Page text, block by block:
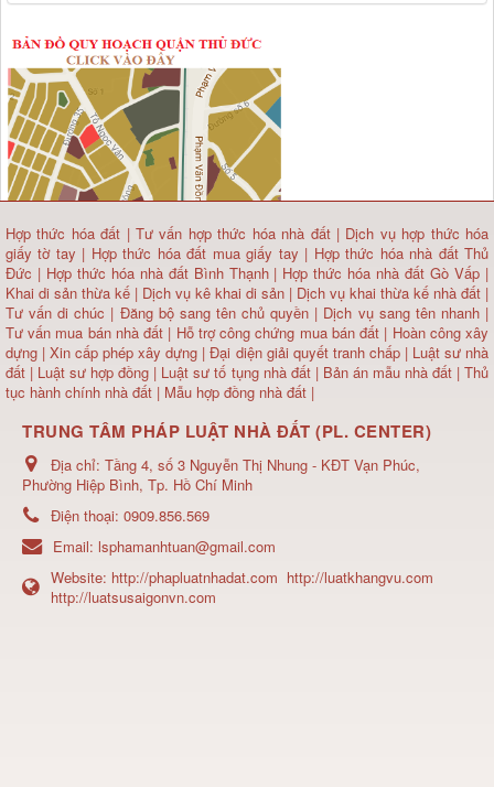
Hợp thức hóa đất |Tư vấn hợp thức hóa nhà đất| Dịch vụ hợp thức hóa
giấy tờ tay | Hợp thức hóa đất mua giấy tay | Hợp thức hóa nhà đất Thủ
Đức | Hợp thức hóa nhà đất Bình Thạnh | Hợp thức hóa nhà đất Gò Vấp |
Khai di sản thừa kế | Dịch vụ kê khai di sản | Dịch vụ khai thừa kế nhà đất |
Tư vấn di chúc | Đăng bộ sang tên chủ quyền | Dịch vụ sang tên nhanh |
Tư vấn mua bán nhà đất | Hỗ trợ công chứng mua bán đất | Hoàn công xây
dựng | Xin cấp phép xây dựng |Đại diện giải quyết tranh chấp | Luật sư nhà
đất | Luật sư hợp đồng | Luật sư tố tụng nhà đất | Bản án mẫu nhà đất|Thủ
tục hành chính nhà đất | Mẫu hợp đồng nhà đất |
TRUNG TÂM PHÁP LUẬT NHÀ ĐẤT (PL. CENTER)
Địa chỉ: Tầng 4, số 3 Nguyễn Thị Nhung - KĐT Vạn Phúc,
Phường Hiệp Bình, Tp. Hồ Chí Minh
Điện thoại: 0909.856.569
Email: lsphamanhtuan@gmail.com
Website: http://phapluatnhadat.com http://luatkhangvu.com
http://luatsusaigonvn.com